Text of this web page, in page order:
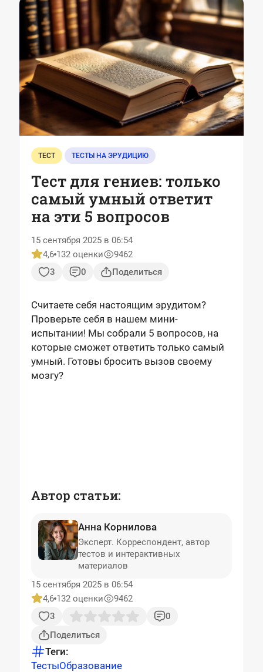
ТЕСТ ТЕСТЫ НА ЭРУДИЦИЮ
Тест для гениев: только
самый умный ответит
на эти 5 вопросов
15 сентября 2025 в 06:54
4,6 132 оценки
9462
3
0 Поделиться
Считаете себя настоящим эрудитом?
Проверьте себя в нашем мини-
испытании! Мы собрали 5 вопросов, на
которые сможет ответить только самый
умный. Готовы бросить вызов своему
мозгу?
Автор статьи:
Анна Корнилова
Эксперт. Корреспондент, автор
тестов и интерактивных
материалов
15 сентября 2025 в 06:54
4,6 132 оценки
9462
3
0
Поделиться
Теги:
ТестыОбразование